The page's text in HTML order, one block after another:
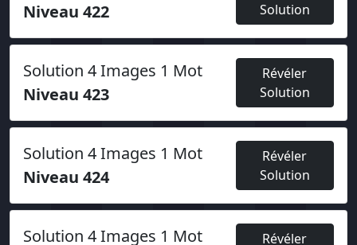
Niveau 422
Solution
Solution 4 Images 1 Mot
Niveau 423
Révéler
Solution
Solution 4 Images 1 Mot
Niveau 424
Révéler
Solution
Solution 4 Images 1 Mot Révéler